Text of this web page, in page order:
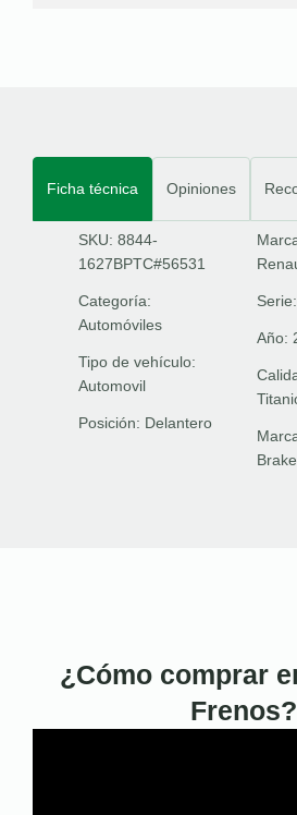
Ficha técnica Opiniones
SKU: 8844-
1627BPTC#56531
Categoría:
Automóviles
Tipo de vehículo:
Automovil
Posición: Delantero
Serie:
Año:
¿Cómo comprar
Frenos?